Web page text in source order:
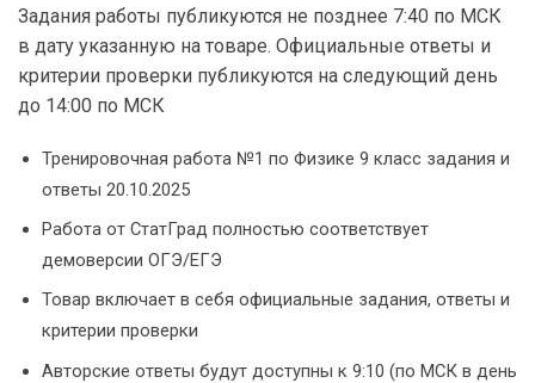
Задания работы публикуются не позднее 7:40 по МСК
в дату указанную на товаре. Официальные ответы и
критерии проверки публикуются на следующий день
до 14:00 по МСК
Тренировочная работа №1 по Физике 9 класс задания и
ответы 20.10.2025
Работа от СтатГрад полностью соответствует
демоверсии ОГЭ/ЕГЭ
Товар включает в себя официальные задания, ответы и
критерии проверки
Авторские ответы будут доступны к 9:10 (по МСК в день